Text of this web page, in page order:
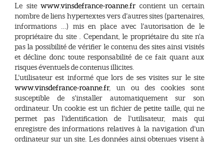
Le sitewww.vinsdefrance-roanne.frcontient un certain
nombre de liens hypertextes vers d’autres sites (partenaires,
informations …) mis en place avec l’autorisation de le
propriétaire du site . Cependant, le propriétaire du site n’a
pas la possibilité de vérifier le contenu des sites ainsi visités
et décline donc toute responsabilité de ce fait quant aux
risques éventuels de contenus illicites.
L’utilisateur est informé que lors de ses visites sur le site
www.vinsdefrance-roanne.fr, un ou des cookies sont
susceptible de s’installer automatiquement sur son
ordinateur. Un cookie est un fichier de petite taille, qui ne
permet pas l’identification de l’utilisateur, mais qui
enregistre des informations relatives à la navigation d’un
ordinateur sur un site. Les données ainsi obtenues visent à